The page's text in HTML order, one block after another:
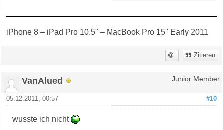
iPhone 8 – iPad Pro 10.5" – MacBook Pro 15" Early 2011
Zitieren
VanAlued Junior Member
#10
05.12.2011, 00:57
wusste ich nicht